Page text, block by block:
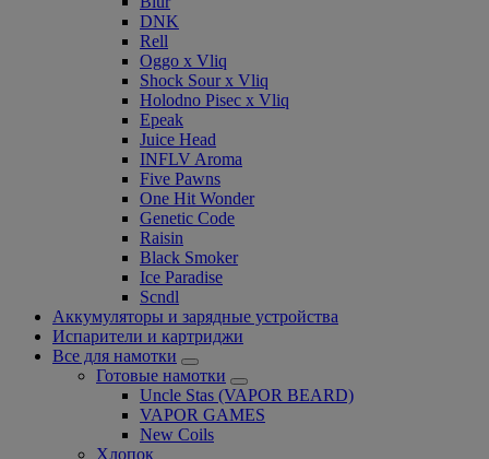
DNK
Rell
Oggo x Vliq
Shock Sour x Vliq
Holodno Pisec x Vliq
Epeak
Juice Head
INFLV Aroma
Five Pawns
One Hit Wonder
Genetic Code
Raisin
Black Smoker
Ice Paradise
Scndl
Аккумуляторы и зарядные устройства
Испарители и картриджи
Все для намотки
Готовые намотки
Uncle Stas (VAPOR BEARD)
VAPOR GAMES
New Coils
Хлопок